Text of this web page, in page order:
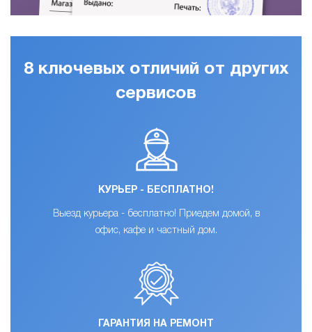
8 ключевых отличий от других
сервисов
КУРЬЕР - БЕСПЛАТНО!
Выезд курьера - бесплатно! Приедем домой, в
офис, кафе и частный дом.
ГАРАНТИЯ НА РЕМОНТ